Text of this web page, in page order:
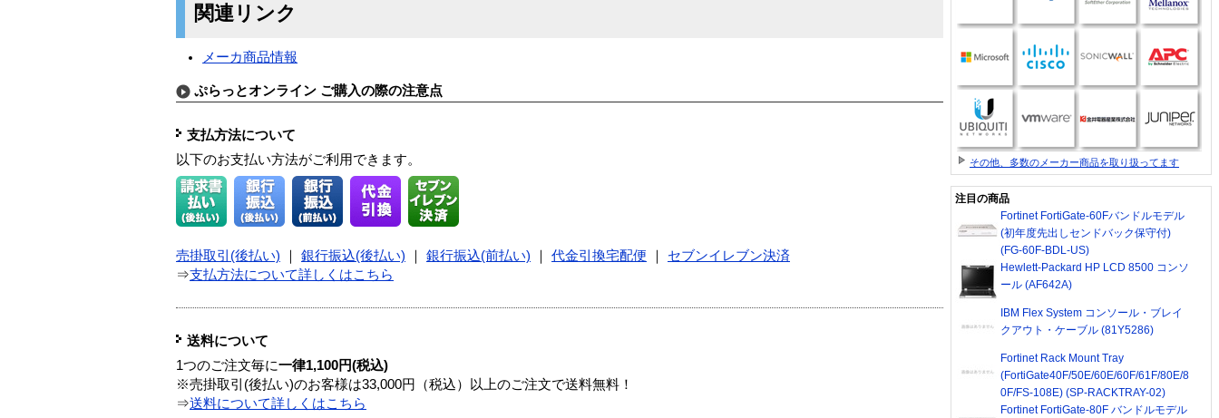
関連リンク
メーカ商品情報
ぷらっとオンライン ご購入の際の注意点
支払方法について
以下のお支払い方法がご利用できます。
売掛取引(後払い) 銀行振込(後払い) 銀行振込(前払い) 代金引換宅配便
セブンイレブン決済
⇒支払方法について詳しくはこちら
送料について
1つのご注文毎に一律1,100円(税込)
※売掛取引(後払い)のお客様は33,000円（税込）以上のご注文で送料無料！
⇒送料について詳しくはこちら
その他、多数のメーカー商品を取り扱ってます
注目の商品
Fortinet FortiGate-60Fバンドルモデル
(初年度先出しセンドバック保守付)
(FG-60F-BDL-US)
Hewlett-Packard HP LCD 8500 コンソ
ール (AF642A)
IBM Flex System コンソール・ブレイ
クアウト・ケーブル (81Y5286)
Fortinet Rack Mount Tray
(FortiGate40F/50E/60E/60F/61F/80E/8
0F/FS-108E) (SP-RACKTRAY-02)
Fortinet FortiGate-80F バンドルモデル